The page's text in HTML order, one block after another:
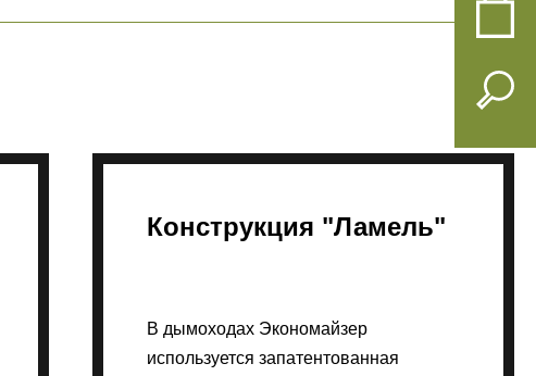
Конструкция "Ламель"
В дымоходах Экономайзер
используется запатентованная